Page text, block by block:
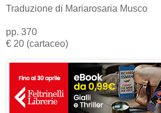
Traduzione di Mariarosaria Musco
pp. 370
€ 20 (cartaceo)